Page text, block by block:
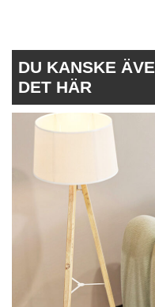
DU KANSKE
DET HÄR